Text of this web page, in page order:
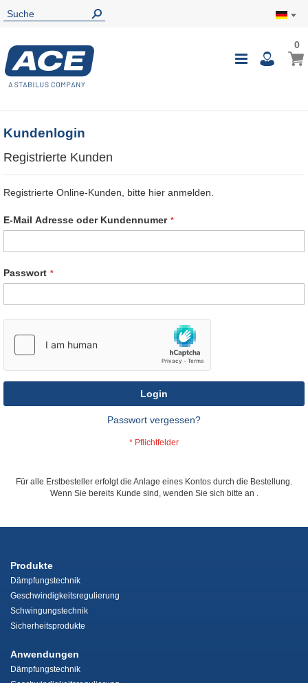
00
Kundenlogin
Registrierte Kunden
Registrierte Online-Kunden, bitte hier anmelden.
E-Mail Adresse oder Kundennumer
Passwort
Login
Passwort vergessen?
Für alle Erstbesteller erfolgt die Anlage eines Kontos durch die Bestellung.
Wenn Sie bereits Kunde sind, wenden Sie sich bitte an .
Produkte
Dämpfungstechnik
Geschwindigkeitsregulierung
Schwingungstechnik
Sicherheitsprodukte
Anwendungen
Dämpfungstechnik